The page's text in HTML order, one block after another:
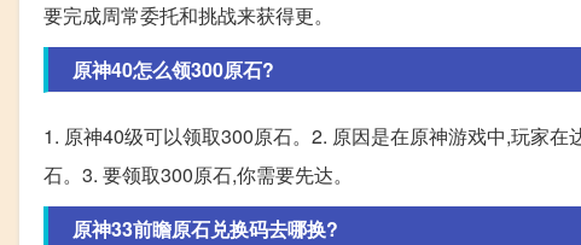
要完成周常委托和挑战来获得更。
原神40怎么领300原石?
1. 原神40级可以领取300原石。2. 原因是在原神游戏中,玩家
石。3. 要领取300原石,你需要先达。
原神33前瞻原石兑换码去哪换?